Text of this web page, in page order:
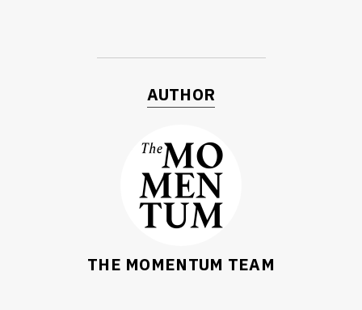
AUTHOR
THE MOMENTUM TEAM